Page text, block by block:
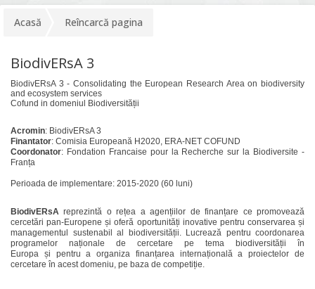
Acasă Reîncarcă pagina
BiodivERsA 3
BiodivERsA 3 - Consolidating the European Research Area on biodiversity
and ecosystem services
Cofund in domeniul Biodiversității
Acromin: BiodivERsA 3
Finantator: Comisia Europeană H2020, ERA-NET COFUND
Coordonator: Fondation Francaise pour la Recherche sur la Biodiversite -
Franța
Perioada de implementare: 2015-2020 (60 luni)
BiodivERsAreprezintă o rețea a agențiilor de finanțare ce promovează
cercetări pan-Europene și oferă oportunități inovative pentru conservarea și
managementul sustenabil al biodiversității. Lucrează pentru coordonarea
programelor naționale
de cercetare pe tema biodiversității în
Europa și pentru aorganiza finanțarea internaționalăaproiectelor de
cercetare în acest domeniu, pe baza de competiție.